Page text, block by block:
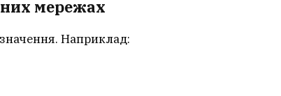
мережах
Наприклад: